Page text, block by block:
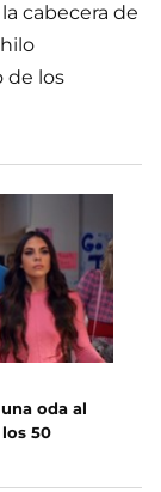
cabecera de
de los
oda al
50